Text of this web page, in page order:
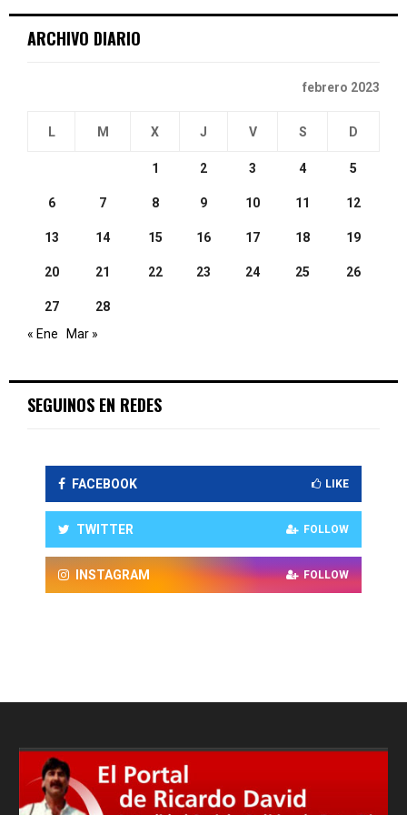
ARCHIVO DIARIO
febrero 2023
L M X J V S D
1 2 3 4 5
6 7 8 9 10 11 12
13 14 15 16 17 18 19
20 21 22 23 24 25 26
27
28
« Ene
Mar »
SEGUINOS EN REDES
FACEBOOK LIKE
TWITTER FOLLOW
INSTAGRAM FOLLOW